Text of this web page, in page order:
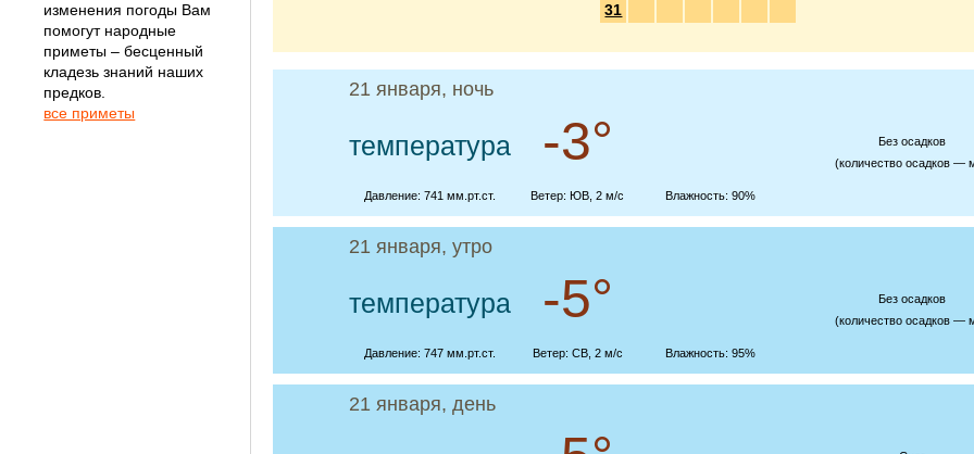
изменения погоды Вам
помогут народные
приметы – бесценный
кладезь знаний наших
предков.
все приметы
31
21 января, ночь
температура -3°
Без осадков
(количество осадков —
Давление: 741 мм.рт.ст. Ветер: ЮВ, 2 м/с Влажность: 90%
21 января, утро
температура -5°
Без осадков
(количество осадков —
Давление: 747 мм.рт.ст. Ветер: СВ, 2 м/с Влажность: 95%
21 января, день